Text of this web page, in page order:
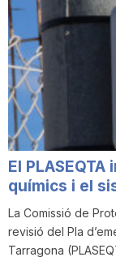
i
u
t
a
El
químics i el
La Comissió de
revisió del Pla
Tarragona